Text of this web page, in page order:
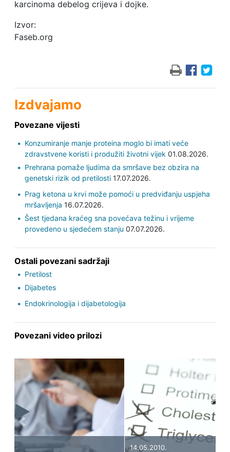
karcinoma debelog crijeva i dojke.
Izvor:
Faseb.org
Izdvajamo
Povezane vijesti
Konzumiranje manje proteina moglo bi imati veće
zdravstvene koristi i produžiti životni vijek 01.08.2026.
Prehrana pomaže ljudima da smršave bez obzira na
genetski rizik od pretilosti17.07.2026.
Prag ketona u krvi može pomoći u predviđanju uspjeha
mršavljenja 16.07.2026.
Šest tjedana kraćeg sna povećava težinu i vrijeme
provedeno u sjedećem stanju 07.07.2026.
Ostali povezani sadržaji
Pretilost
Dijabetes
Endokrinologija i dijabetologija
Povezani video prilozi
14.05.2010.
Previous